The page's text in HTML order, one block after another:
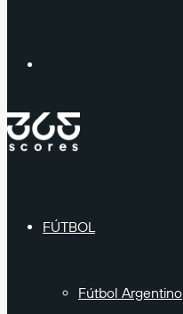
FÚTBOL
Fútbol Argentino